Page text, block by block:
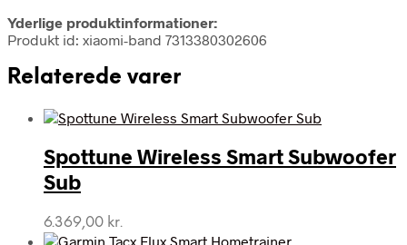
Yderlige produktinformationer:
Produkt id: xiaomi-band 7313380302606
Relaterede varer
Spottune Wireless Smart Subwoofer
Sub
6.369,00 kr.